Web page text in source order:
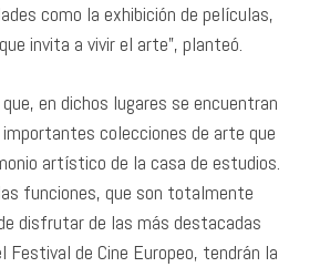
como la exhibición de películas,
invita a vivir el arte”, planteó.
en dichos lugares se encuentran
colecciones de arte que
artístico de la casa de estudios.
funciones, que son totalmente
disfrutar de las más destacadas
Festival de Cine Europeo, tendrán la